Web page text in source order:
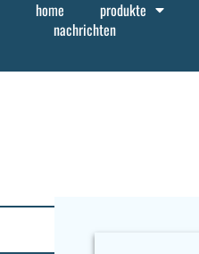
home produkte
nachrichten